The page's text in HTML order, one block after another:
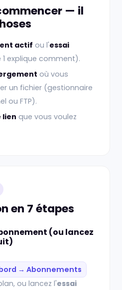
— il
actif ou l'essai
explique comment).
où vous
un fichier (gestionnaire
ou FTP).
lien que vous voulez
en 7 étapes
(ou lancez
→ Abonnements
ou lancez l'essai